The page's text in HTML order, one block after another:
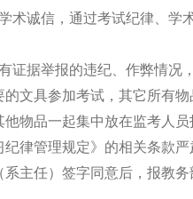
诚信，通过考试纪律、学
据举报的违纪、作弊情况
文具参加考试，其它所有
物品一起集中放在监考人
律管理规定》的相关条款严
主任）签字同意后，报教